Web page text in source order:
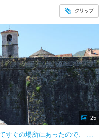
クリップ
25
コトルのホテルが北門を出てすぐの場所にあったので、 何度もこの北門を通りました。 メインのシーゲートと比べると人も少なく落ち着いた雰囲気です。 北門を出るとScurda川が流れていて、Scurda橋を渡ると新市街にな